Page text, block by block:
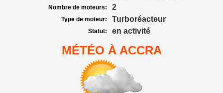
Nombre de moteurs: 2
Type de moteur: Turboréacteur
Statut: en activité
MÉTÉO À ACCRA